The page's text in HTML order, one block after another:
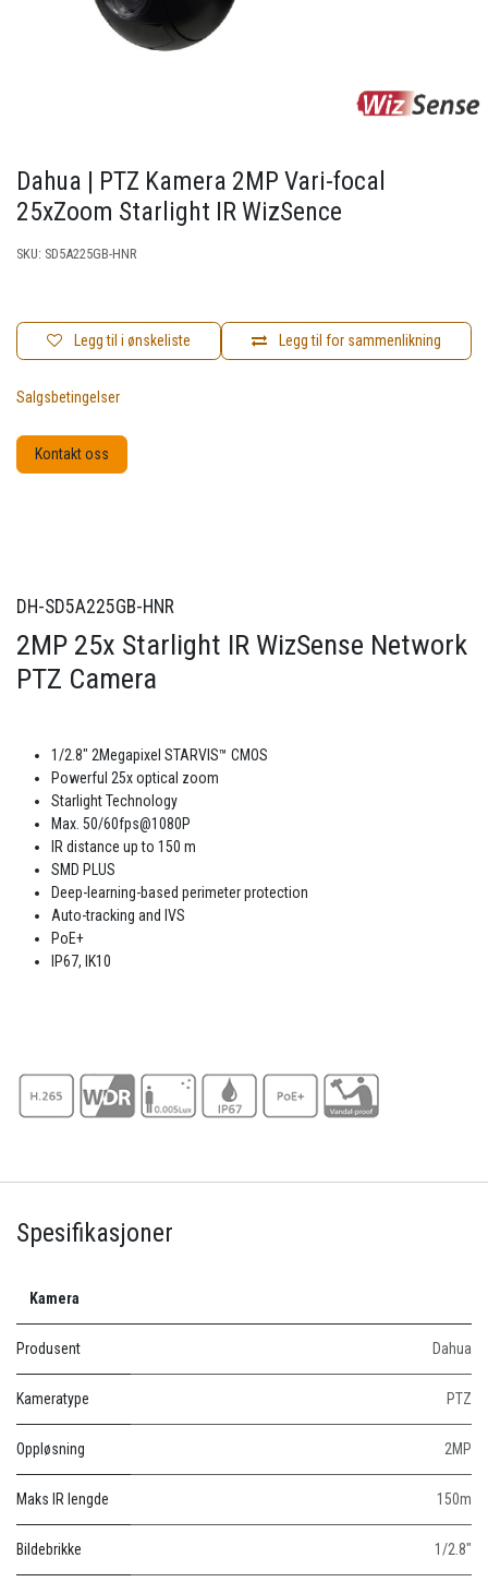
Dahua | PTZ Kamera 2MP Vari-focal
25xZoom Starlight IR WizSence
SKU: SD5A225GB-HNR
Legg til for sammenlikning
Legg til i ønskeliste
Salgsbetingelser
Kontakt oss
DH-SD5A225GB-HNR
2MP 25x Starlight IR WizSense Network
PTZ Camera
1/2.8" 2Megapixel STARVIS™ CMOS
Powerful 25x optical zoom
Starlight Technology
Max. 50/60fps@1080P
IR distance up to 150 m
SMD PLUS
Deep-learning-based perimeter protection
Auto-tracking and IVS
PoE+
IP67, IK10
Spesifikasjoner
Kamera
Produsent Dahua
Kameratype PTZ
Oppløsning 2MP
Maks IR lengde 150m
Bildebrikke 1/2.8"